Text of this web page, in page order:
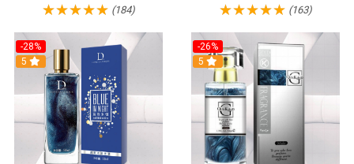
(184) (163)
-28%
5
-26%
5